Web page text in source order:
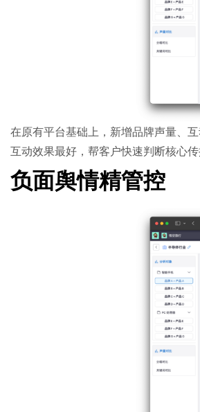
在原有平台基础上，新增品牌声量、
互动效果最好，帮客户快速判断核心
负面舆情精管控